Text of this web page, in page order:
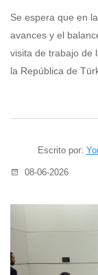
Se espera que en
avances y el
visita de trabajo de
la República de
Escrito por:
08-06-2026